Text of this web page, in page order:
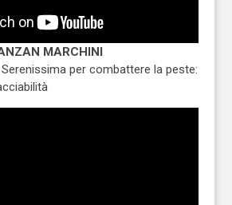
MARCHINI
per combattere la peste: